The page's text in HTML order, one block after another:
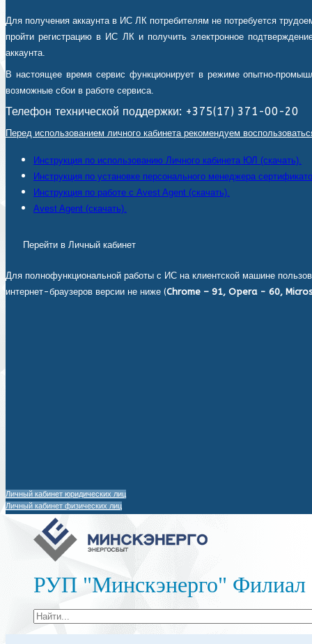
Для получения аккаунта в ИС ЛК потребителям не потребуется
пройти регистрацию в ИС ЛК и получить электронное
аккаунта.
В настоящее время сервис функционирует в режиме опытно-
возможные сбои в работе сервиса.
Телефон технической поддержки: +375(17) 371-00-20
Перед использованием личного кабинета рекомендуем
Инструкция по использованию Личного кабинета ЮЛ (скачать).
Инструкция по установке персонального менеджера
Инструкция по работе с Avest Agent (скачать).
Avest Agent (скачать).
Перейти в Личный кабинет
Для полнофункциональной работы с ИС на клиентской машине
интернет-браузеров версии не ниже (Chrome – 91, Opera - 60,
Личный кабинет юридических лиц
Личный кабинет физических лиц
РУП "Минскэнерго" Филиал